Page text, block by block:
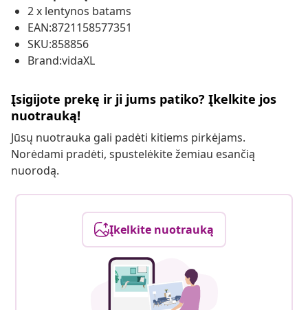
2 x lentynos batams
EAN:8721158577351
SKU:858856
Brand:vidaXL
Įsigijote prekę ir ji jums patiko? Įkelkite jos
nuotrauką!
Jūsų nuotrauka gali padėti kitiems pirkėjams.
Norėdami pradėti, spustelėkite žemiau esančią
nuorodą.
Įkelkite nuotrauką